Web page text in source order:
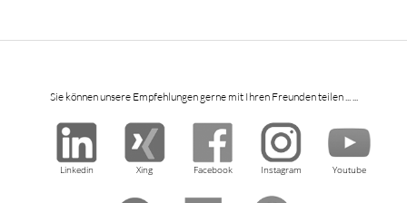
Sie können unsere Empfehlungen gerne mit Ihren Freunden teilen ... ...
Linkedin Xing Facebook Instagram Youtube